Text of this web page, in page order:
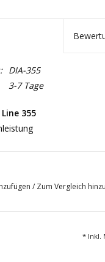
DIA-355
3-7 Tage
355
h / Zum Vergleich
* Inkl.